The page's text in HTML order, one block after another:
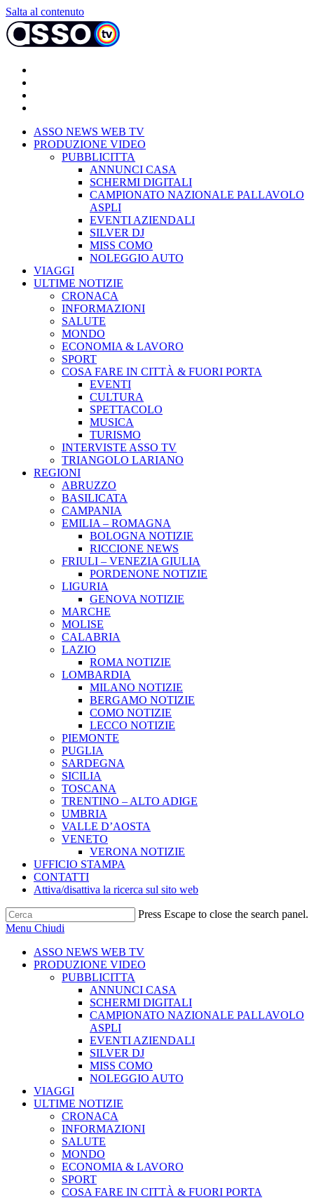
Salta al contenuto
ASSO NEWS WEB TV
PRODUZIONE VIDEO
PUBBLICITTA
ANNUNCI CASA
SCHERMI DIGITALI
CAMPIONATO NAZIONALE PALLAVOLO
ASPLI
EVENTI AZIENDALI
SILVER DJ
MISS COMO
NOLEGGIO AUTO
VIAGGI
ULTIME NOTIZIE
CRONACA
INFORMAZIONI
SALUTE
MONDO
ECONOMIA & LAVORO
SPORT
COSA FARE IN CITTÀ & FUORI PORTA
EVENTI
CULTURA
SPETTACOLO
MUSICA
TURISMO
INTERVISTE ASSO TV
TRIANGOLO LARIANO
REGIONI
ABRUZZO
BASILICATA
CAMPANIA
EMILIA – ROMAGNA
BOLOGNA NOTIZIE
RICCIONE NEWS
FRIULI – VENEZIA GIULIA
PORDENONE NOTIZIE
LIGURIA
GENOVA NOTIZIE
MARCHE
MOLISE
CALABRIA
LAZIO
ROMA NOTIZIE
LOMBARDIA
MILANO NOTIZIE
BERGAMO NOTIZIE
COMO NOTIZIE
LECCO NOTIZIE
PIEMONTE
PUGLIA
SARDEGNA
SICILIA
TOSCANA
TRENTINO – ALTO ADIGE
UMBRIA
VALLE D’AOSTA
VENETO
VERONA NOTIZIE
UFFICIO STAMPA
CONTATTI
Attiva/disattiva la ricerca sul sito web
Press Escape to close the search panel.
Menu Chiudi
ASSO NEWS WEB TV
PRODUZIONE VIDEO
PUBBLICITTA
ANNUNCI CASA
SCHERMI DIGITALI
CAMPIONATO NAZIONALE PALLAVOLO
ASPLI
EVENTI AZIENDALI
SILVER DJ
MISS COMO
NOLEGGIO AUTO
VIAGGI
ULTIME NOTIZIE
CRONACA
INFORMAZIONI
SALUTE
MONDO
ECONOMIA & LAVORO
SPORT
COSA FARE IN CITTÀ & FUORI PORTA